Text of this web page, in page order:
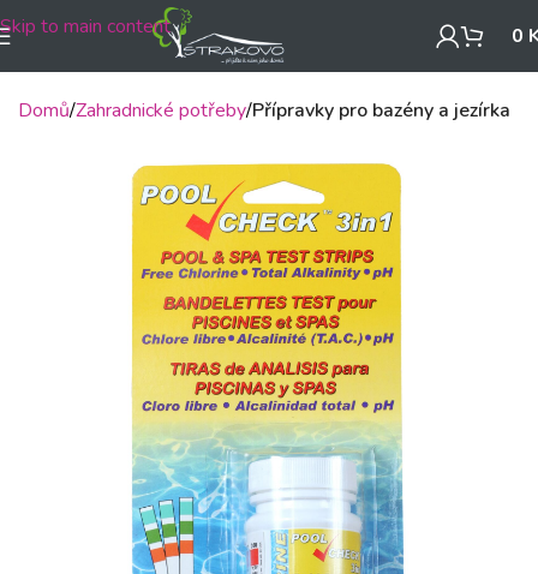
Skip to main content 0
Domů Zahradnické potřeby Přípravky pro bazény a jezírka